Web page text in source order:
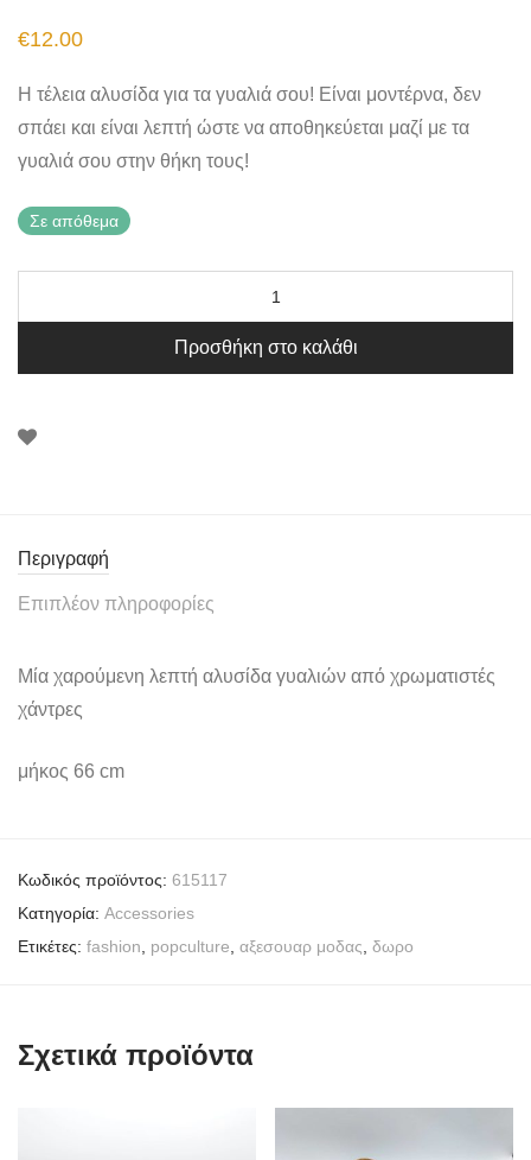
€12.00
Η τέλεια αλυσίδα για τα γυαλιά σου! Είναι μοντέρνα, δεν
σπάει και είναι λεπτή ώστε να αποθηκεύεται μαζί με τα
γυαλιά σου στην θήκη τους!
Σε απόθεμα
Προσθήκη στο καλάθι
Περιγραφή
Επιπλέον πληροφορίες
Μία χαρούμενη λεπτή αλυσίδα γυαλιών από χρωματιστές
χάντρες
μήκος 66 cm
Κωδικός προϊόντος: 615117
Κατηγορία: Accessories
Ετικέτες: fashion popculture αξεσουαρ μοδας δωρο
Σχετικά προϊόντα